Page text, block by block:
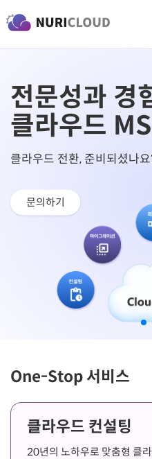
전문성과 경
클라우드
클라우드 전환, 준비되셨나
문의하기
One-Stop 서비스
클라우드 컨설팅
20년의 노하우로 맞춤형 클